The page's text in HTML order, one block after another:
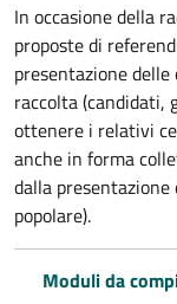
In occasione della
proposte di
presentazione
raccolta (candidati,
ottenere i relativi
anche in forma
dalla
popolare).
Moduli da